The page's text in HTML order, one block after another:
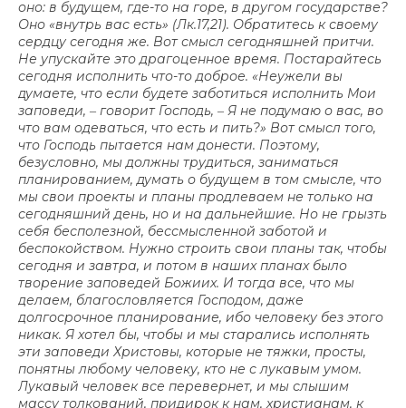
оно: в будущем, где-то на горе, в другом государстве?
Оно «внутрь вас есть» (Лк.17,21). Обратитесь к своему
сердцу сегодня же. Вот смысл сегодняшней притчи.
Не упускайте это драгоценное время. Постарайтесь
сегодня исполнить что-то доброе. «Неужели вы
думаете, что если будете заботиться исполнить Мои
заповеди, ‒ говорит Господь, ‒ Я не подумаю о вас, во
что вам одеваться, что есть и пить?» Вот смысл того,
что Господь пытается нам донести. Поэтому,
безусловно, мы должны трудиться, заниматься
планированием, думать о будущем в том смысле, что
мы свои проекты и планы продлеваем не только на
сегодняшний день, но и на дальнейшие. Но не грызть
себя бесполезной, бессмысленной заботой и
беспокойством. Нужно строить свои планы так, чтобы
сегодня и завтра, и потом в наших планах было
творение заповедей Божиих. И тогда все, что мы
делаем, благословляется Господом, даже
долгосрочное планирование, ибо человеку без этого
никак. Я хотел бы, чтобы и мы старались исполнять
эти заповеди Христовы, которые не тяжки, просты,
понятны любому человеку, кто не с лукавым умом.
Лукавый человек все перевернет, и мы слышим
массу толкований, придирок к нам, христианам, к